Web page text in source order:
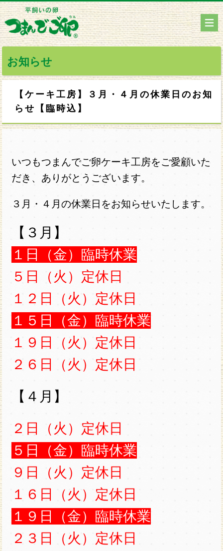
お知らせ
【ケーキ工房】３月・４月の休業日のお知
らせ【臨時込】
いつもつまんでご卵ケーキ工房をご愛顧いた
だき、ありがとうございます。
３月・４月の休業日をお知らせいたします。
【３月】
１日（金）臨時休業
５日（火）定休日
１２日（火）定休日
１５日（金）臨時休業
１９日（火）定休日
２６日（火）定休日
【４月】
２日（火）定休日
５日（金）臨時休業
９日（火）定休日
１６日（火）定休日
１９日（金）臨時休業
２３日（火）定休日